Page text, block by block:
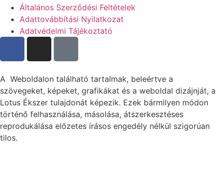
Általános Szerződési Feltételek
Adattovábbítási Nyilatkozat
Adatvédelmi Tájékoztató
A Weboldalon található tartalmak, beleértve a
szövegeket, képeket, grafikákat és a weboldal dizájnját, a
Lotus Ékszer tulajdonát képezik. Ezek bármilyen módon
történő felhasználása, másolása, átszerkesztéses
reprodukálása előzetes írásos engedély nélkül szigorúan
tilos.